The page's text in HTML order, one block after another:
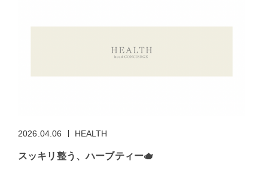
2026.04.06 HEALTH
スッキリ整う、ハーブティー🫖